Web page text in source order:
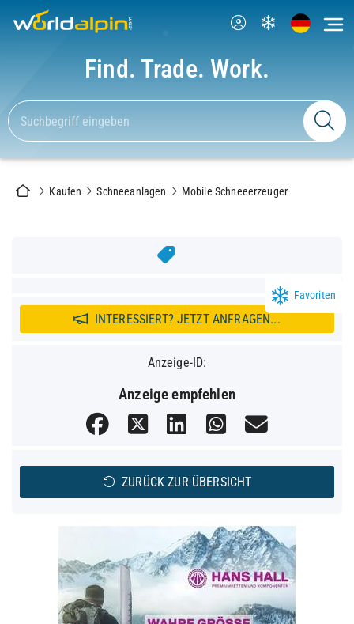
Find. Trade. Work.
Kaufen Schneeanlagen Mobile Schneeerzeuger
Favoriten
INTERESSIERT? JETZT ANFRAGEN...
Anzeige-ID:
Anzeige empfehlen
ZURÜCK ZUR ÜBERSICHT